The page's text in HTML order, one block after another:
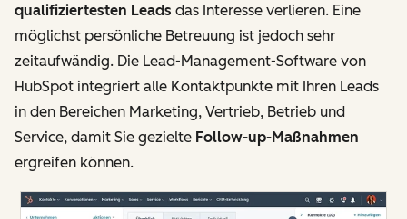
qualifiziertesten Leads das Interesse verlieren. Eine
möglichst persönliche Betreuung ist jedoch sehr
zeitaufwändig. Die Lead-Management-Software von
HubSpot integriert alle Kontaktpunkte mit Ihren Leads
in den Bereichen Marketing, Vertrieb, Betrieb und
Service, damit Sie gezielte Follow-up-Maßnahmen
ergreifen können.